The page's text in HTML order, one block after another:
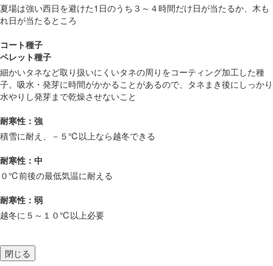
夏場は強い西日を避けた1日のうち３～４時間だけ日が当たるか、木も
れ日が当たるところ
コート種子
ペレット種子
細かいタネなど取り扱いにくいタネの周りをコーティング加工した種
子。吸水・発芽に時間がかかることがあるので、タネまき後にしっかり
水やりし発芽まで乾燥させないこと
耐寒性：強
積雪に耐え、－５℃以上なら越冬できる
耐寒性：中
０℃前後の最低気温に耐える
耐寒性：弱
越冬に５～１０℃以上必要
閉じる